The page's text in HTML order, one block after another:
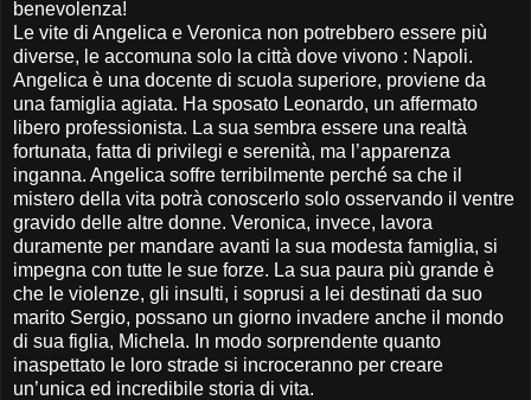
benevolenza!
Le vite di Angelica e Veronica non potrebbero essere più
diverse, le accomuna solo la città dove vivono : Napoli.
Angelica è una docente di scuola superiore, proviene da
una famiglia agiata. Ha sposato Leonardo, un affermato
libero professionista. La sua sembra essere una realtà
fortunata, fatta di privilegi e serenità, ma l’apparenza
inganna. Angelica soffre terribilmente perché sa che il
mistero della vita potrà conoscerlo solo osservando il ventre
gravido delle altre donne. Veronica, invece, lavora
duramente per mandare avanti la sua modesta famiglia, si
impegna con tutte le sue forze. La sua paura più grande è
che le violenze, gli insulti, i soprusi a lei destinati da suo
marito Sergio, possano un giorno invadere anche il mondo
di sua figlia, Michela. In modo sorprendente quanto
inaspettato le loro strade si incroceranno per creare
un’unica ed incredibile storia di vita.